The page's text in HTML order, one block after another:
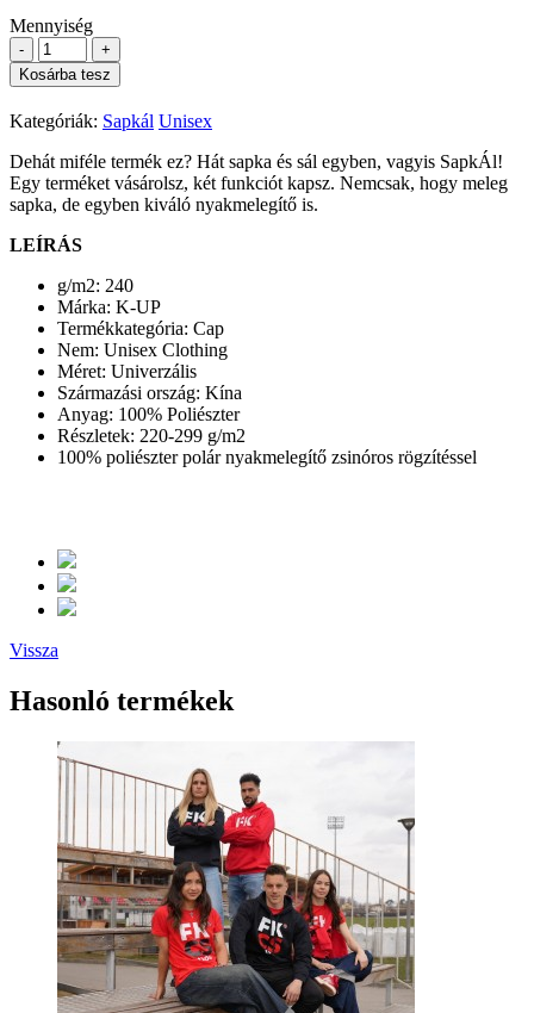
Mennyiség
-
+
Kosárba tesz
Kategóriák: Sapkál Unisex
Dehát miféle termék ez? Hát sapka és sál egyben, vagyis SapkÁl!
Egy terméket vásárolsz, két funkciót kapsz. Nemcsak, hogy meleg
sapka, de egyben kiváló nyakmelegítő is.
LEÍRÁS
g/m2: 240
Márka: K-UP
Termékkategória: Cap
Nem: Unisex Clothing
Méret: Univerzális
Származási ország: Kína
Anyag: 100% Poliészter
Részletek: 220-299 g/m2
100% poliészter polár nyakmelegítő zsinóros rögzítéssel
Vissza
Hasonló termékek